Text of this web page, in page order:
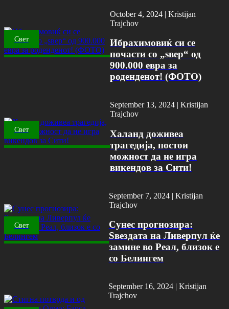
Свет
October 4, 2024 |Kristijan
Trajchov
Ибрахимовиќ си се
почасти со „ѕвер“ од
900.000 евра за
роденденот! (ФОТО)
Свет
September 13, 2024 | Kristijan
Trajchov
Халанд доживеа
трагедија, постои
можност да не игра
викендов за Сити!
Свет
September 7, 2024 | Kristijan
Trajchov
Сунес прогнозира:
Ѕвездата на Ливерпул ќе
замине во Реал, близок е
со Белингем
September 16, 2024 | Kristijan
Trajchov